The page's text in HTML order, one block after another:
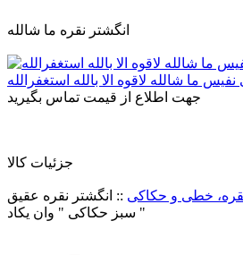
انگشتر نقره ما شالله
ما شالله لاقوه الا بالله استغفرالله
جهت اطلاع از قیمت تماس بگیرید
جزئيات کالا
خطی و حکاکی :: انگشتر نقره عقیق
سبز حکاکی " وان یکاد "